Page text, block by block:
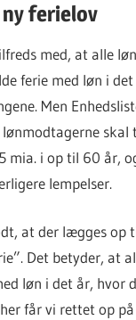
ferielov
med, at alle
ferie med løn i
Men
skal
mia. i op til 60 år,
lempelser.
at der lægges op
Det betyder, at
løn i det år, hvor
får vi rettet op